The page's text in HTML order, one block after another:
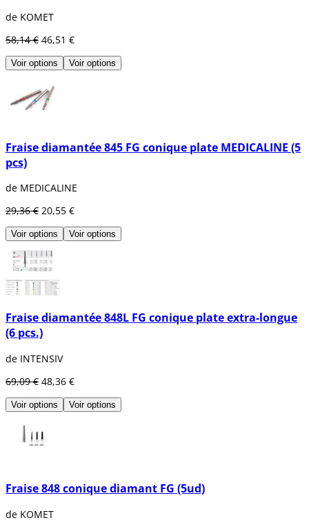
de KOMET
58,14 € 46,51 €
Voir options Voir options
Fraise diamantée 845 FG conique plate MEDICALINE (5
pcs)
de MEDICALINE
29,36 € 20,55 €
Voir options Voir options
Fraise diamantée 848L FG conique plate extra-longue
(6 pcs.)
de INTENSIV
69,09 € 48,36 €
Voir options Voir options
Fraise 848 conique diamant FG (5ud)
de KOMET